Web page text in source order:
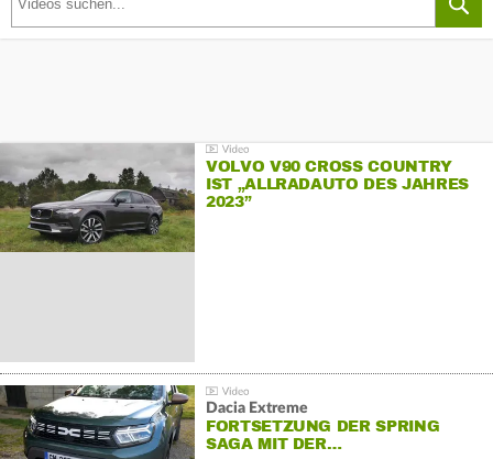
VOLVO V90 CROSS COUNTRY
IST „ALLRADAUTO DES JAHRES
2023”
Dacia Extreme
FORTSETZUNG DER SPRING
SAGA MIT DER…